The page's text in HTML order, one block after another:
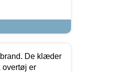
De klæder
overtøj er